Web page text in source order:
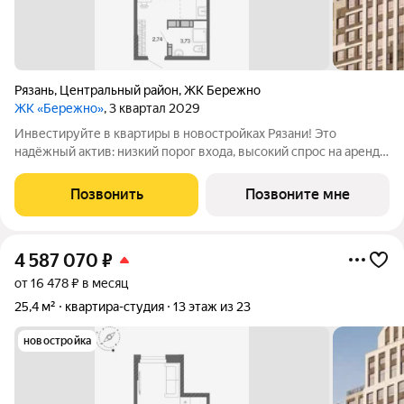
Рязань, Центральный район,ЖК Бережно
ЖК «Бережно», 3 квартал 2029
Инвестируйте в квартиры в новостройках Рязани! Это
надёжный актив: низкий порог входа, высокий спрос на аренду
Жилой квартал «Бережно» это проект класса Бизнес,
созданный с уважением к городу и
Позвонить Позвоните мне
4 587 070 ₽
от 16 478 ₽ в месяц
25,4 м²
квартира-студия 13 этаж из 23
новостройка